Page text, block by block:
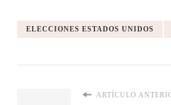
ELECCIONES ESTADOS UNIDOS
ARTÍCULO